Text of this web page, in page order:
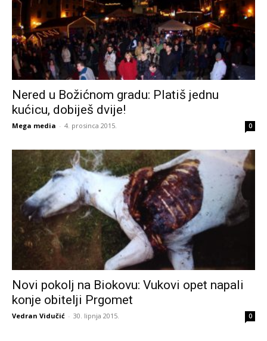
Nered u Božićnom gradu: Platiš jednu
kućicu, dobiješ dvije!
Mega media - 4. prosinca 2015. 0
Novi pokolj na Biokovu: Vukovi opet napali
konje obitelji Prgomet
Vedran Vidučić - 30. lipnja 2015. 0